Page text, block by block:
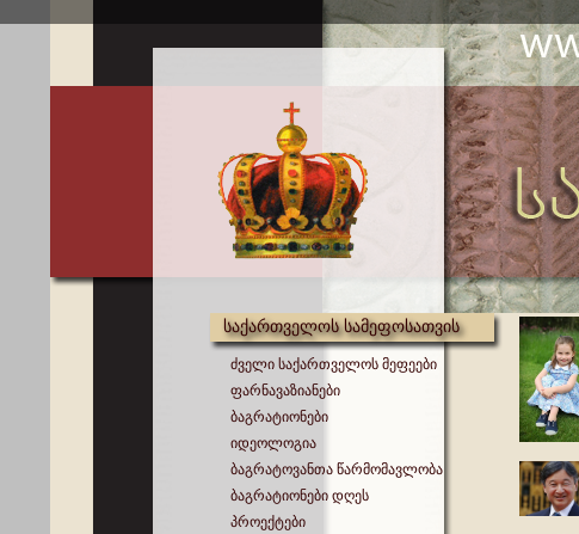
საქართველოს სამეფოსათვის
ძველი საქართველოს მეფეები
ფარნავაზიანები
ბაგრატიონები
იდეოლოგია
ბაგრატოვანთა წარმომავლობა
ბაგრატიონები დღეს
პროექტები